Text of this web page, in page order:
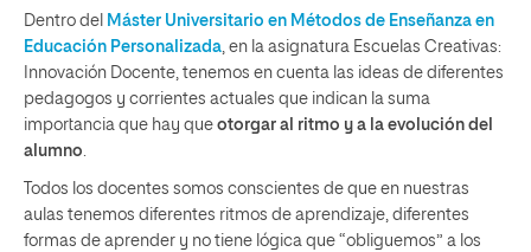
Dentro del Máster Universitario en Métodos de Enseñanza en
Educación Personalizada, en la asignatura Escuelas Creativas:
Innovación Docente, tenemos en cuenta las ideas de diferentes
pedagogos y corrientes actuales que indican la suma
importancia que hay que otorgar al ritmo y a la evolución del
alumno.
Todos los docentes somos conscientes de que en nuestras
aulas tenemos diferentes ritmos de aprendizaje, diferentes
formas de aprender y no tiene lógica que “obliguemos” a los